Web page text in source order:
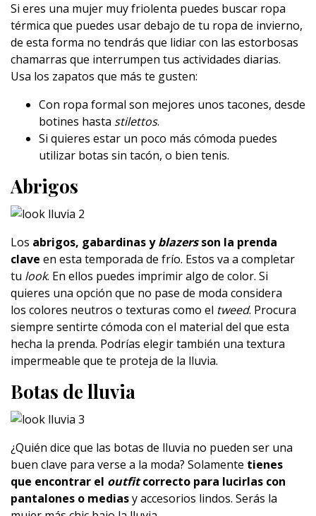
Si eres una mujer muy friolenta puedes buscar ropa
térmica que puedes usar debajo de tu ropa de invierno,
de esta forma no tendrás que lidiar con las estorbosas
chamarras que interrumpen tus actividades diarias.
Usa los zapatos que más te gusten:
Con ropa formal son mejores unos tacones, desde
botines hasta stilettos.
Si quieres estar un poco más cómoda puedes
utilizar botas sin tacón, o bien tenis.
Abrigos
Los abrigos, gabardinas yblazersson la prenda
clave en esta temporada de frío. Estos va a completar
tu look. En ellos puedes imprimir algo de color. Si
quieres una opción que no pase de moda considera
los colores neutros o texturas como el tweed. Procura
siempre sentirte cómoda con el material del que esta
hecha la prenda. Podrías elegir también una textura
impermeable que te proteja de la lluvia.
Botas de lluvia
¿Quién dice que las botas de lluvia no pueden ser una
buen clave para verse a la moda? Solamente tienes
que encontrar el outfitcorrecto para lucirlas con
pantalones o mediasy accesorios lindos. Serás la